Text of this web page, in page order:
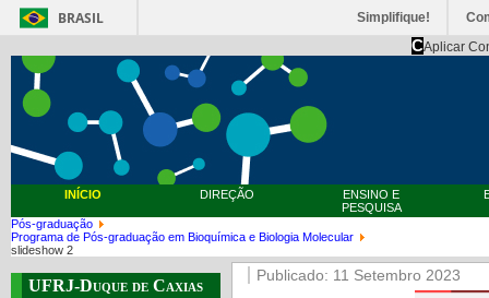
BRASIL Simplifique!
CAplicar
INÍCIO DIREÇÃO
ENSINO E
PESQUISA
Pós-graduação
Programa de Pós-graduação em Bioquímica e Biologia Molecular
slideshow 2
UFRJ-Duque de Caxias
Publicado: 11 Setembro 2023